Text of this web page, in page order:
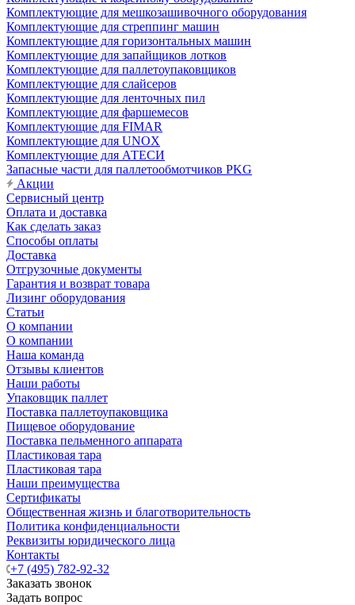
Комплектующие для мешкозашивочного оборудования
Комплектующие для стреппинг машин
Комплектующие для горизонтальных машин
Комплектующие для запайщиков лотков
Комплектующие для паллетоупаковщиков
Комплектующие для слайсеров
Комплектующие для ленточных пил
Комплектующие для фаршемесов
Комплектующие для FIMAR
Комплектующие для UNOX
Комплектующие для АТЕСИ
Запасные части для паллетообмотчиков PKG
Акции
Сервисный центр
Оплата и доставка
Как сделать заказ
Способы оплаты
Доставка
Отгрузочные документы
Гарантия и возврат товара
Лизинг оборудования
Статьи
О компании
О компании
Наша команда
Отзывы клиентов
Наши работы
Упаковщик паллет
Поставка паллетоупаковщика
Пищевое оборудование
Поставка пельменного аппарата
Пластиковая тара
Пластиковая тара
Наши преимущества
Сертификаты
Общественная жизнь и благотворительность
Политика конфиденциальности
Реквизиты юридического лица
Контакты
+7 (495) 782-92-32
Заказать звонок
Задать вопрос